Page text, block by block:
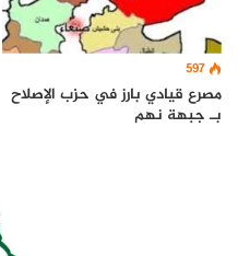
597
مصرع قيادي بارز في حزب الإصلاح
بـ جبهة نهم